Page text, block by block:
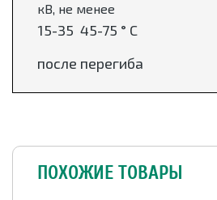
кВ, не менее
15-35 45-75 ° С
после перегиба
ПОХОЖИЕ ТОВАРЫ